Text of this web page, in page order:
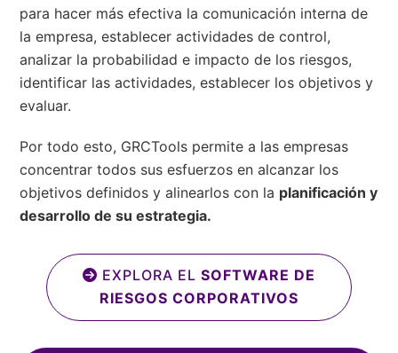
para hacer más efectiva la comunicación interna de
la empresa, establecer actividades de control,
analizar la probabilidad e impacto de los riesgos,
identificar las actividades, establecer los objetivos y
evaluar.
Por todo esto, GRCTools permite a las empresas
concentrar todos sus esfuerzos en alcanzar los
objetivos definidos y alinearlos con la planificación y
desarrollo de su estrategia.
EXPLORA EL SOFTWARE DE
RIESGOS CORPORATIVOS